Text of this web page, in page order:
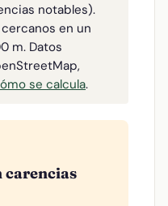
notables).
en un
m. Datos
se calcula.
carencias